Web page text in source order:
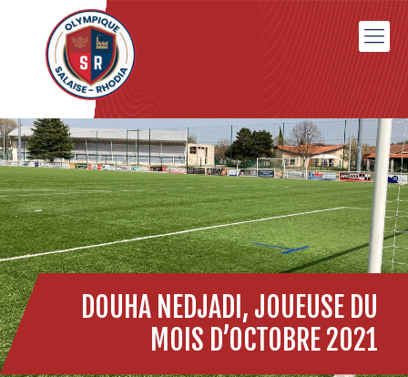
DOUHA NEDJADI, JOUEUSE DU
MOIS D’OCTOBRE 2021